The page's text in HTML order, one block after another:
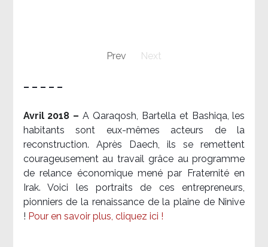
Prev Next
– – – – –
Avril 2018 –A Qaraqosh, Bartella et Bashiqa, les
habitants sont eux-mêmes acteurs de la
reconstruction. Après Daech, ils se remettent
courageusement au travail grâce au programme
de relance économique mené par Fraternité en
Irak. Voici les portraits de ces entrepreneurs,
pionniers de la renaissance de la plaine de Ninive
! Pour en savoir plus, cliquez ici !